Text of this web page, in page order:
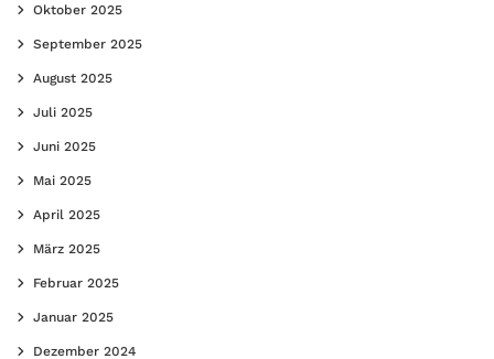
Oktober 2025
September 2025
August 2025
Juli 2025
Juni 2025
Mai 2025
April 2025
März 2025
Februar 2025
Januar 2025
Dezember 2024